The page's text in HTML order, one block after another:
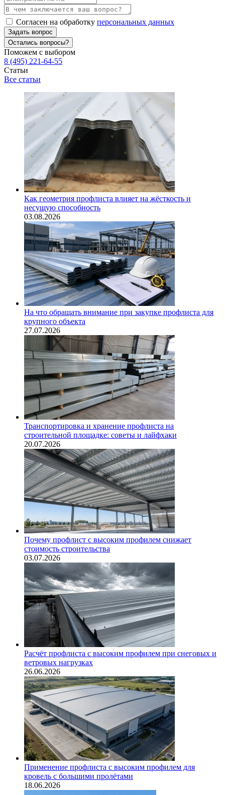
Согласен на обработку персональных данных
Задать вопрос
Остались вопросы?
Поможем с выбором
8 (495) 221-64-55
Статьи
Все статьи
Как геометрия профлиста влияет на жёсткость и
несущую способность
03.08.2026
На что обращать внимание при закупке профлиста для
крупного объекта
27.07.2026
Транспортировка и хранение профлиста на
строительной площадке: советы и лайфхаки
20.07.2026
Почему профлист с высоким профилем снижает
стоимость строительства
03.07.2026
Расчёт профлиста с высоким профилем при снеговых и
ветровых нагрузках
26.06.2026
Применение профлиста с высоким профилем для
кровель с большими пролётами
18.06.2026